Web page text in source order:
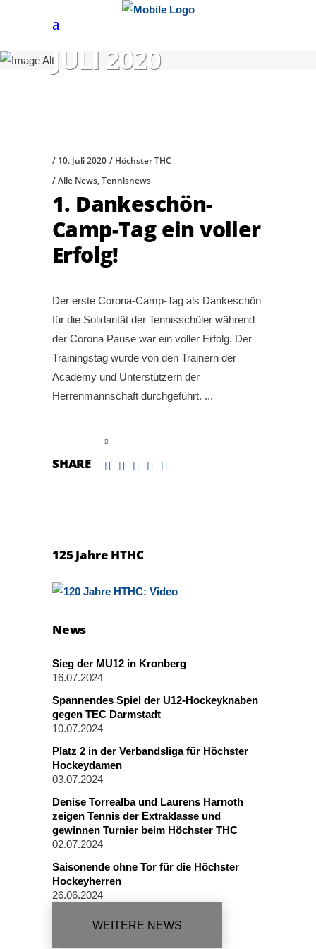
JULI 2020
10. Juli 2020
Höchster THC
Alle News,Tennisnews
1. Dankeschön-
Camp-Tag ein voller
Erfolg!
Der erste Corona-Camp-Tag als Dankeschön
für die Solidarität der Tennisschüler während
der Corona Pause war ein voller Erfolg. Der
Trainingstag wurde von den Trainern der
Academy und Unterstützern der
Herrenmannschaft durchgeführt.
SHARE
125 Jahre HTHC
News
Sieg der MU12 in Kronberg
16.07.2024
Spannendes Spiel der U12-Hockeyknaben
gegen TEC Darmstadt
10.07.2024
Platz 2 in der Verbandsliga für Höchster
Hockeydamen
03.07.2024
Denise Torrealba und Laurens Harnoth
zeigen Tennis der Extraklasse und
gewinnen Turnier beim Höchster THC
02.07.2024
Saisonende ohne Tor für die Höchster
Hockeyherren
26.06.2024
WEITERE NEWS